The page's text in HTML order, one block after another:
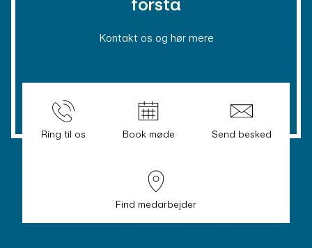
Kontakt os og hør mere
Ring til os Book møde Send besked
Find medarbejder